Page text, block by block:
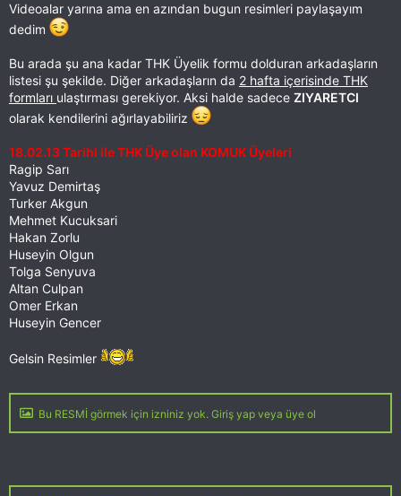
Videoalar yarına ama en azından bugun resimleri paylaşayım
dedim
Bu arada şu ana kadar THK Üyelik formu dolduran arkadaşların
listesi şu şekilde. Diğer arkadaşların da 2 hafta içerisinde THK
formları ulaştırması gerekiyor. Aksi halde sadece ZIYARETCI
olarak kendilerini ağırlayabiliriz
18.02.13 Tarihi ile THK Üye olan KOMUK Üyeleri
Ragip Sarı
Yavuz Demirtaş
Turker Akgun
Mehmet Kucuksari
Hakan Zorlu
Huseyin Olgun
Tolga Senyuva
Altan Culpan
Omer Erkan
Huseyin Gencer
Gelsin Resimler
Bu RESMİ görmek için izniniz yok. Giriş yap veya üye ol